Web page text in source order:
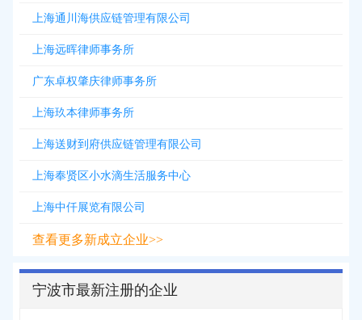
上海通川海供应链管理有限公司
上海远晖律师事务所
广东卓权肇庆律师事务所
上海玖本律师事务所
上海送财到府供应链管理有限公司
上海奉贤区小水滴生活服务中心
上海中仟展览有限公司
查看更多新成立企业>>
宁波市最新注册的企业